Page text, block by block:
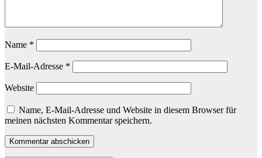
Name *
E-Mail-Adresse *
Website
Name, E-Mail-Adresse und Website in diesem Browser für
meinen nächsten Kommentar speichern.